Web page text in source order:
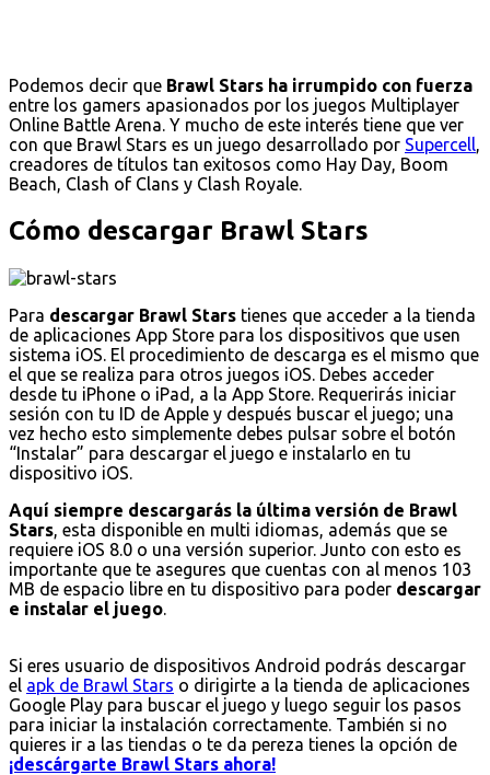
Podemos decir que Brawl Stars ha irrumpido con fuerza
entre los gamers apasionados por los juegos Multiplayer
Online Battle Arena. Y mucho de este interés tiene que ver
con que Brawl Stars es un juego desarrollado por Supercell,
creadores de títulos tan exitosos como Hay Day, Boom
Beach, Clash of Clans y Clash Royale.
Cómo descargar Brawl Stars
Para descargar Brawl Stars tienes que acceder a la tienda
de aplicaciones App Store para los dispositivos que usen
sistema iOS. El procedimiento de descarga es el mismo que
el que se realiza para otros juegos iOS. Debes acceder
desde tu iPhone o iPad, a la App Store. Requerirás iniciar
sesión con tu ID de Apple y después buscar el juego; una
vez hecho esto simplemente debes pulsar sobre el botón
“Instalar” para descargar el juego e instalarlo en tu
dispositivo iOS.
Aquí siempre descargarás la última versión de Brawl
Stars, esta disponible en multi idiomas, además que se
requiere iOS 8.0 o una versión superior. Junto con esto es
importante que te asegures que cuentas con al menos 103
MB de espacio libre en tu dispositivo para poder descargar
e instalar el juego.
Si eres usuario de dispositivos Android podrás descargar
el apk de Brawl Stars o dirigirte a la tienda de aplicaciones
Google Play para buscar el juego y luego seguir los pasos
para iniciar la instalación correctamente. También si no
quieres ir a las tiendas o te da pereza tienes la opción de
¡descárgarte Brawl Stars ahora!